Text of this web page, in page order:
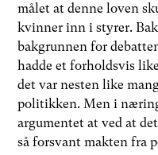
målet at denne loven
kvinner inn i styrer.
bakgrunnen for
hadde et forholdsvis
det var nesten like
politikken. Men i
argumentet at ved at
så forsvant makten fra